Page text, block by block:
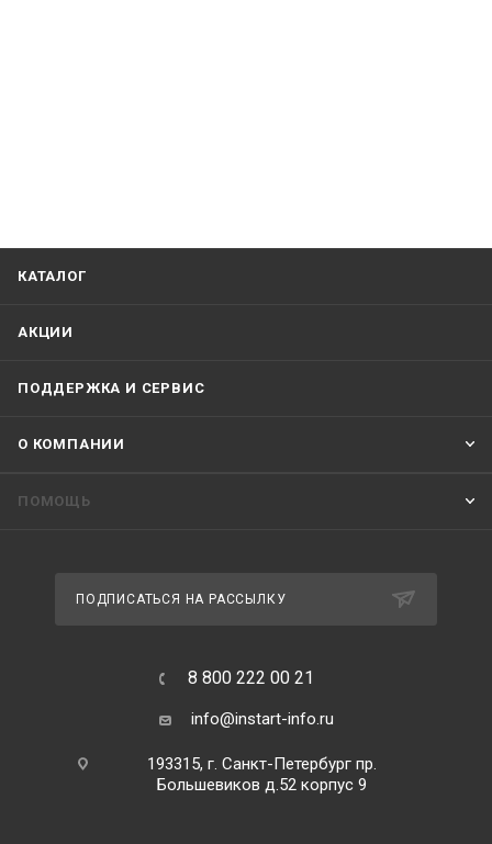
КАТАЛОГ
АКЦИИ
ПОДДЕРЖКА И СЕРВИС
О КОМПАНИИ
ПОМОЩЬ
ПОДПИСАТЬСЯ НА РАССЫЛКУ
8 800 222 00 21
info@instart-info.ru
193315, г. Санкт-Петербург пр.
Большевиков д.52 корпус 9